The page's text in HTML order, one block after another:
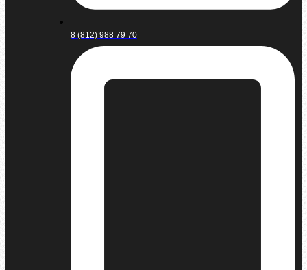
8 (812) 988 79 70